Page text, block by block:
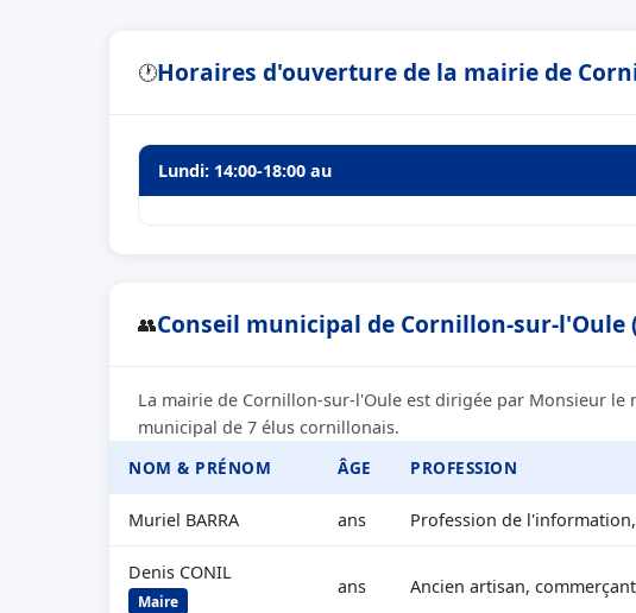
🕐Horaires d'ouverture de la mairie de
Lundi: 14:00-18:00 au
👥Conseil municipal de Cornillon-sur-l'Oule
La mairie de Cornillon-sur-l'Oule est dirigée par Monsieur le
municipal de 7 élus cornillonais.
NOM & PRÉNOM
ÂGE PROFESSION
Muriel BARRA ans Profession de
Denis CONIL
Maire
ans Ancien artisan,